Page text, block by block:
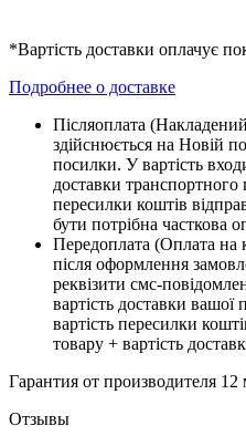
*Вартість доставки оплачує
Подробнее о доставке
Піcляоплата
здійснюється на Новій
посилки. У вартість
доставки транспортного
пересилки коштів
бути потрібна часткова
Передоплата (Оплата на
після оформлення
реквізити смс-
вартість доставки
вартість пересилки
товару + вартість
Гарантия от производителя 12
Отзывы